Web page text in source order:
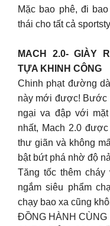
Mặc bao phê, đi
thái cho tất cả
MACH 2.0- GIÀY
TỰA KHINH CÔNG
Chinh phạt đường
này mới được! Bước
ngại va đập với
nhất, Mach 2.0
thư giãn và không
bật bứt phá nhờ độ
Tăng tốc thêm
ngắm siêu phẩm
chạy bao xa cũng
ĐỒNG HÀNH CÙNG